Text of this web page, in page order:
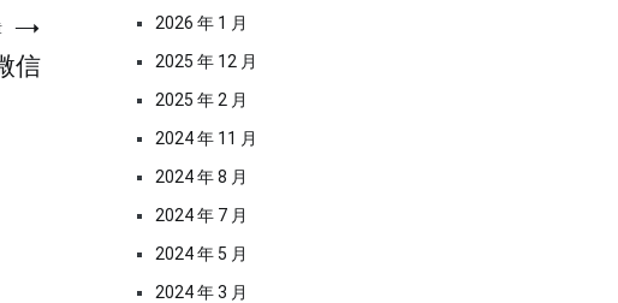
信
2026 年 1 月
2025 年 12 月
2025 年 2 月
2024 年 11 月
2024 年 8 月
2024 年 7 月
2024 年 5 月
2024 年 3 月